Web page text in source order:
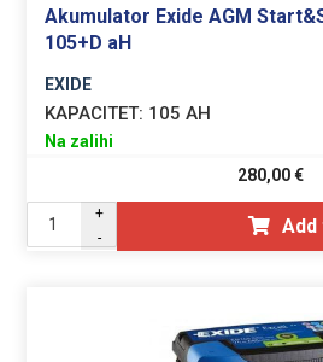
Akumulator Exide AGM
105+D aH
EXIDE
KAPACITET: 105 AH
Na zalihi
280,00€
+
-